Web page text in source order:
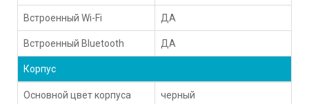
Встроенный Wi-Fi ДА
Встроенный Bluetooth ДА
Корпус
Основной цвет корпуса черный